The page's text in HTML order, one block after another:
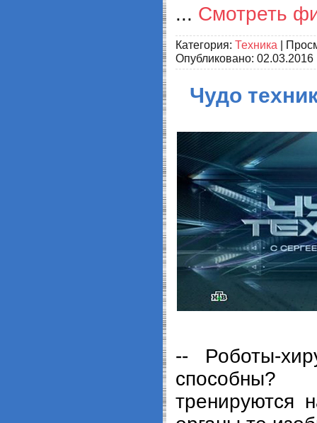
... Смотреть
Категория: Техника |
Опубликовано: 02.03.2016
Чудо
-- Роботы-
тренируются